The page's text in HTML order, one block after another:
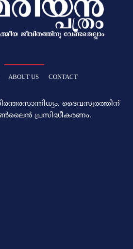
ABOUT US CONTACT
ദൈവസ്വരത്തിന്‌
പ്രസിദ്ധീകരണം.